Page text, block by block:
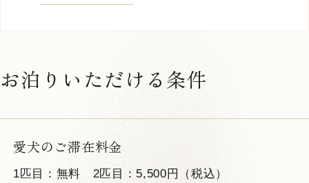
お泊りいただける条件
愛犬のご滞在料金
1匹目：無料 2匹目：5,500円（税込）